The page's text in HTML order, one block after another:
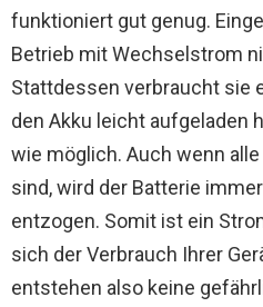
funktioniert gut genug.
Betrieb mit Wechselstrom
Stattdessen verbraucht sie
den Akku leicht aufgeladen
wie möglich. Auch wenn
sind, wird der Batterie
entzogen. Somit ist ein
sich der Verbrauch Ihrer
entstehen also keine